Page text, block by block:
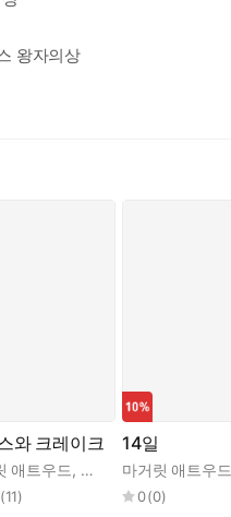
왕자의상
와 크레이크
애트우드, 차은정
(11)
14일
마거릿 애트우드
0(0)